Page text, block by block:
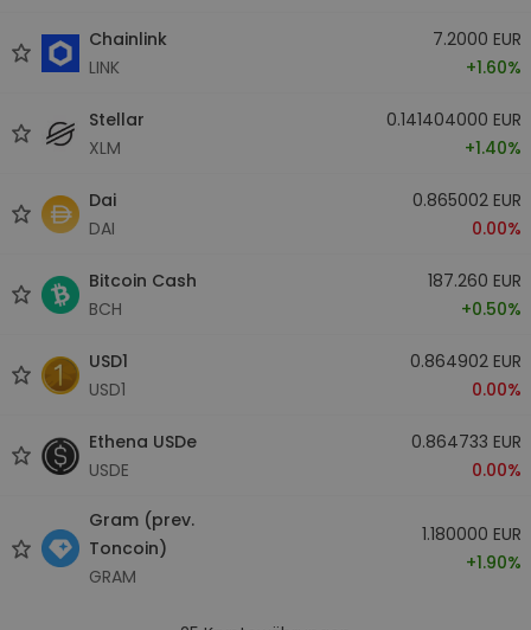
Chainlink
LINK
7.2000 EUR
+1.60%
Stellar
XLM
0.141404000 EUR
+1.40%
Dai
DAI
0.865002 EUR
0.00%
Bitcoin Cash
BCH
187.260 EUR
+0.50%
USD1
USD1
0.864902 EUR
0.00%
Ethena USDe
USDE
0.864733 EUR
0.00%
Gram (prev.
Toncoin)
GRAM
1.180000 EUR
+1.90%